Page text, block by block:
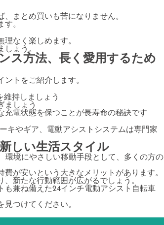
まとめ買いも苦になりません。
。
なく楽しめます。
ょう。
ス方法、長く愛用するため
トをご紹介します。
維持しましょう
ましょう
充電状態を保つことが長寿命の秘訣です
キやギア、電動アシストシステムは専門家
しい生活スタイル
環境にやさしい移動手段として、多くの方の
が安いという大きなメリットがあります。
新たな行動範囲が広がるでしょう。
兼ね備えた24インチ電動アシスト自転車
つけてください。